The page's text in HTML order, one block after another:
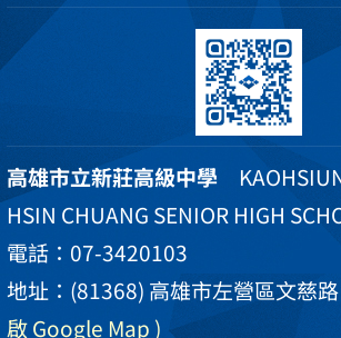
高雄市立新莊高級中學
HSIN CHUANG SENIOR HIGH
電話：07-3420103
地址：(81368) 高雄市左營區文慈
啟 Google Map )